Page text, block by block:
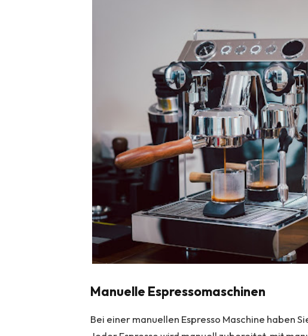
Manuelle Espressomaschinen
Bei einer manuellen Espresso Maschine haben